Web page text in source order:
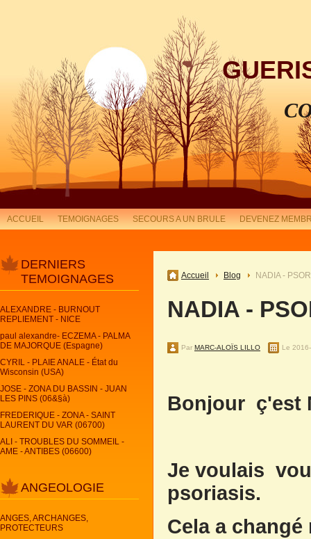
ACCUEIL TEMOIGNAGES SECOURS A UN BRULE DEVENEZ
DERNIERS
TEMOIGNAGES
ALEXANDRE - BURNOUT
REPLIEMENT - NICE
paul alexandre- ECZEMA - PALMA
DE MAJORQUE (Espagne)
CYRIL - PLAIE ANALE - État du
Wisconsin (USA)
JOSE - ZONA DU BASSIN - JUAN
LES PINS (06&§à)
FREDERIQUE - ZONA - SAINT
LAURENT DU VAR (06700)
ALI - TROUBLES DU SOMMEIL -
AME - ANTIBES (06600)
ANGEOLOGIE
ANGES, ARCHANGES,
PROTECTEURS
Accueil Blog NADIA -
NADIA -
Par MARC-ALOÏS LILLO Le
Bonjour ç'est
Je voulais
psoriasis.
Cela a